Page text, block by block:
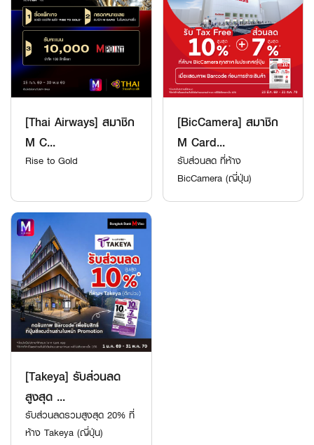
[Thai Airways] สมาชิก
M C...
Rise to Gold
[BicCamera] สมาชิก
M Card...
รับส่วนลด ที่ห้าง
BicCamera (ญี่ปุ่น)
[Takeya] รับส่วนลด
สูงสุด ...
รับส่วนลดรวมสูงสุด 20% ที่
ห้าง Takeya (ญี่ปุ่น)